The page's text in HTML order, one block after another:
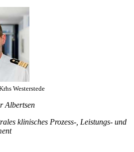
Westerstede
Albertsen
klinisches Prozess-, Leistungs- und